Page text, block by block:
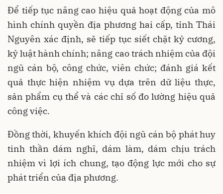
Để tiếp tục nâng cao hiệu quả hoạt động của mô
hình chính quyền địa phương hai cấp, tỉnh Thái
Nguyên xác định, sẽ tiếp tục siết chặt kỷ cương,
kỷ luật hành chính; nâng cao trách nhiệm của đội
ngũ cán bộ, công chức, viên chức; đánh giá kết
quả thực hiện nhiệm vụ dựa trên dữ liệu thực,
sản phẩm cụ thể và các chỉ số đo lường hiệu quả
công việc.
Đồng thời, khuyến khích đội ngũ cán bộ phát huy
tinh thần dám nghĩ, dám làm, dám chịu trách
nhiệm vì lợi ích chung, tạo động lực mới cho sự
phát triển của địa phương.